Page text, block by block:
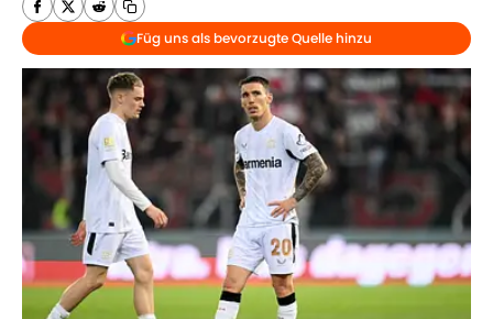
Füg uns als bevorzugte Quelle hinzu